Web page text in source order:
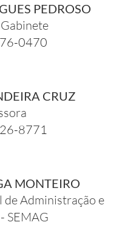
PEDROSO
0470
CRUZ
8771
MONTEIRO
Administração e
SEMAG